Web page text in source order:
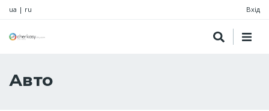
ua | ru Вхід
Авто